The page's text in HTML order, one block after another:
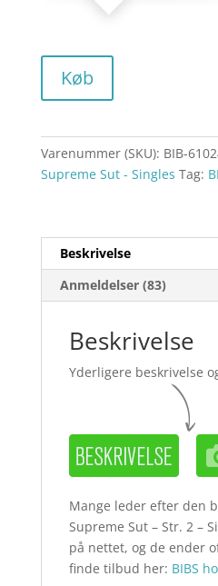
Køb
Varenummer (SKU): BIB-
Supreme Sut - Singles Tag:
Beskrivelse
Anmeldelser (83)
Beskrivelse
Yderligere beskrivelse
Mange leder efter den
Supreme Sut – Str. 2 –
på nettet, og de ender
finde tilbud her: BIBS